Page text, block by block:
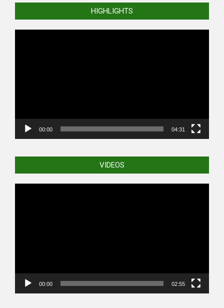
HIGHLIGHTS
00:00 04:31
VIDEOS
00:00 02:55